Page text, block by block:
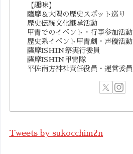
【趣味】
薩摩＆大隅の歴史スポット巡り
歴史伝統文化継承活動
甲冑でのイベント・行事参加活動
歴史系イベント甲冑劇・声優活動
薩摩ISHIN祭実行委員
薩摩ISHIN甲冑隊
平佐南方神社責任役員・運営委員
Tweets by sukocchim2n